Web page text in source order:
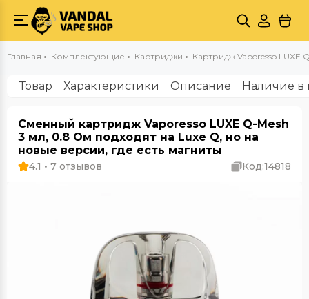
Главная Комплектующие Картриджи Картридж Vaporesso LUXE
Товар Характеристики Описание Наличие в
Сменный картридж Vaporesso LUXE Q-Mesh
3 мл, 0.8 Ом подходят на Luxe Q, но на
новые версии, где есть магниты
4.1 • 7 отзывов Код:14818